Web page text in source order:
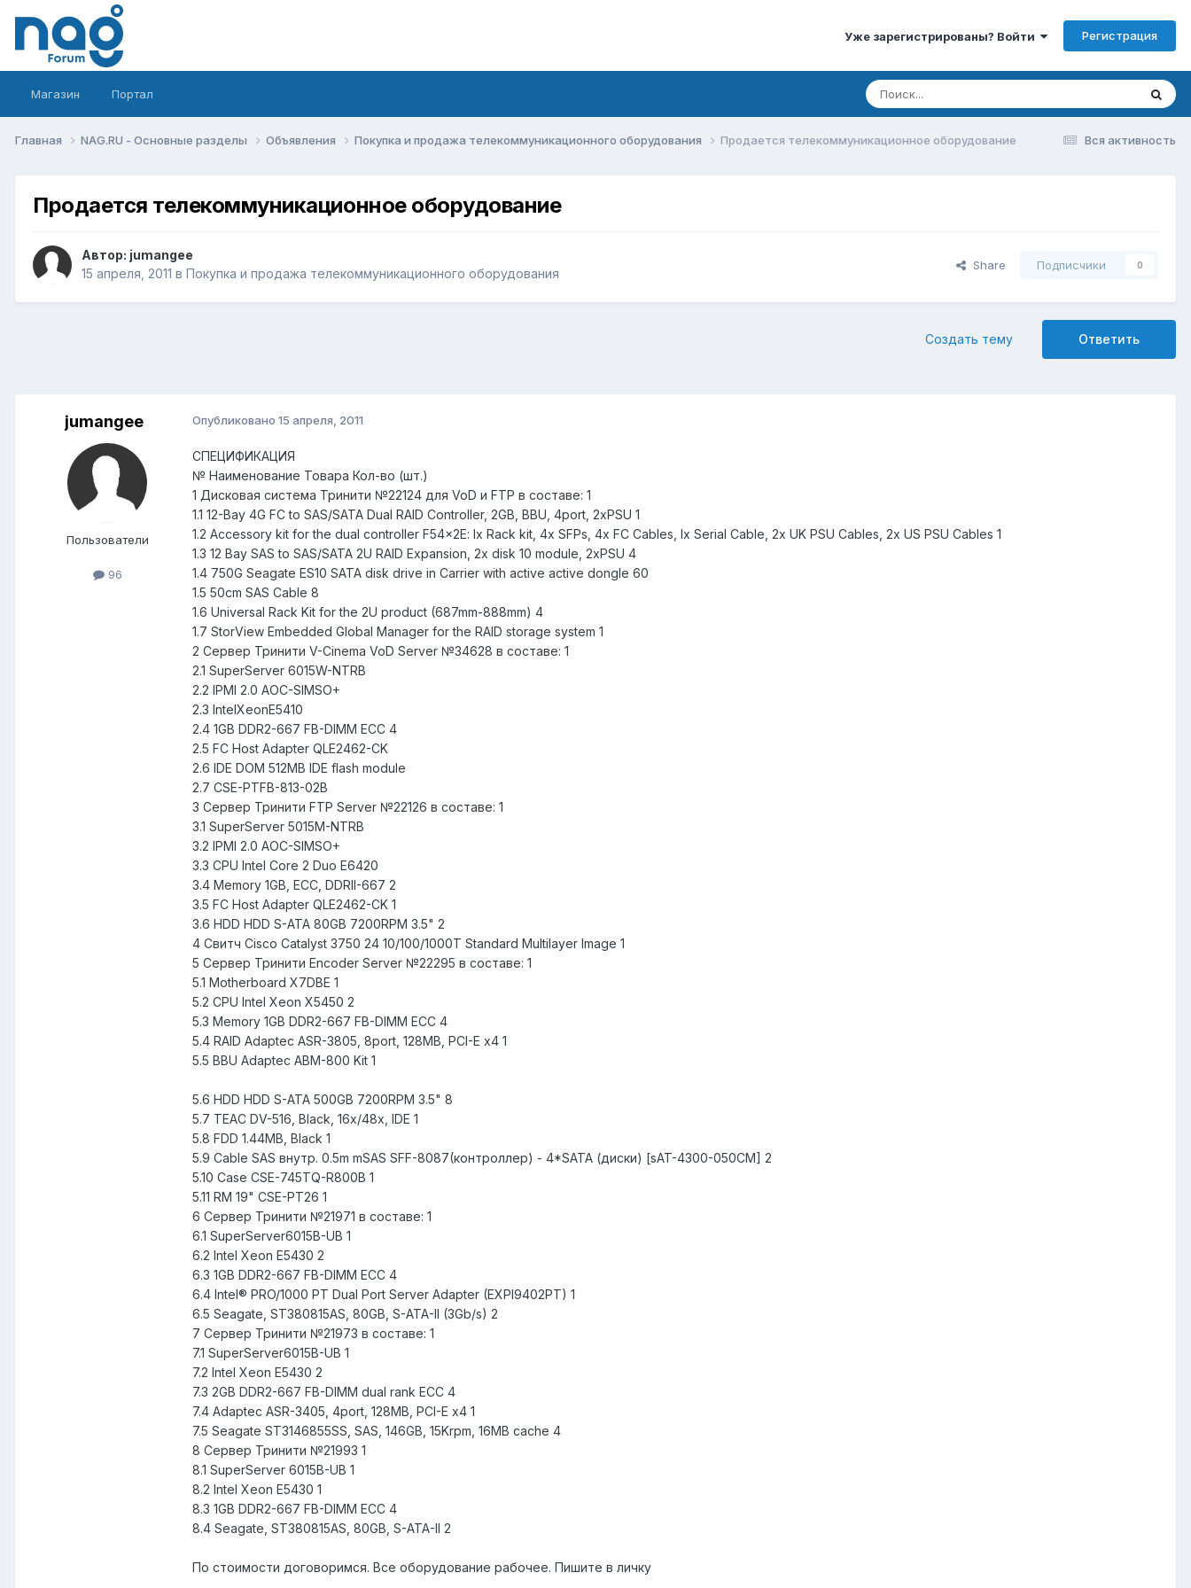
Уже зарегистрированы? Войти Регистрация
Магазин Портал
Вся активность
Главная NAG.RU - Основные разделы Объявления Покупка и продажа телекоммуникационного оборудования Продается телекоммуникационное оборудование
Продается телекоммуникационное оборудование
Автор: jumangee
15 апреля, 2011 в Покупка и продажа телекоммуникационного оборудования
Share Подписчики 0
Ответить
Создать тему
jumangee
Пользователи
96
Опубликовано 15 апреля, 2011
СПЕЦИФИКАЦИЯ
№ Наименование Товара Кол-во (шт.)
1 Дисковая система Тринити №22124 для VoD и FTP в составе: 1
1.1 12-Вау 4G FC to SAS/SATA Dual RAID Controller, 2GB, BBU, 4port, 2xPSU 1
1.2 Accessory kit for the dual controller F54x2E: lx Rack kit, 4x SFPs, 4x FC Cables, lx Serial Cable, 2x UK PSU Cables, 2x US PSU Cables 1
1.3 12 Bay SAS to SAS/SATA 2U RAID Expansion, 2x disk 10 module, 2xPSU 4
1.4 750G Seagate ES10 SATA disk drive in Carrier with active active dongle 60
1.5 50cm SAS Cable 8
1.6 Universal Rack Kit for the 2U product (687mm-888mm) 4
1.7 StorView Embedded Global Manager for the RAID storage system 1
2 Сервер Тринити V-Cinema VoD Server №34628 в составе: 1
2.1 SuperServer 6015W-NTRB
2.2 IPMI 2.0 AOC-SIMSO+
2.3 IntelXeonE5410
2.4 1GB DDR2-667 FB-DIMM ECC 4
2.5 FC Host Adapter QLE2462-CK
2.6 IDE DOM 512MB IDE flash module
2.7 CSE-PTFB-813-02B
3 Сервер Тринити FTP Server №22126 в составе: 1
3.1 SuperServer 5015M-NTRB
3.2 IPMI 2.0 AOC-SIMSO+
3.3 CPU Intel Core 2 Duo E6420
3.4 Memory 1GB, ECC, DDRII-667 2
3.5 FC Host Adapter QLE2462-CK 1
3.6 HDD HDD S-ATA 80GB 7200RPM 3.5" 2
4 Свитч Cisco Catalyst 3750 24 10/100/1000T Standard Multilayer Image 1
5 Сервер Тринити Encoder Server №22295 в составе: 1
5.1 Motherboard X7DBE 1
5.2 CPU Intel Xeon X5450 2
5.3 Memory 1GB DDR2-667 FB-DIMM ECC 4
5.4 RAID Adaptec ASR-3805, 8port, 128MB, PCI-E x4 1
5.5 BBU Adaptec ABM-800 Kit 1
5.6 HDD HDD S-ATA 500GB 7200RPM 3.5" 8
5.7 TEAC DV-516, Black, 16x/48x, IDE 1
5.8 FDD 1.44MB, Black 1
5.9 Cable SAS внутр. 0.5m mSAS SFF-8087(контроллер) - 4*SATA (диски) [sAT-4300-050CM] 2
5.10 Case CSE-745TQ-R800B 1
5.11 RM 19" CSE-PT26 1
6 Сервер Тринити №21971 в составе: 1
6.1 SuperServer6015B-UB 1
6.2 Intel Xeon E5430 2
6.3 1GB DDR2-667 FB-DIMM ECC 4
6.4 Intel® PRO/1000 PT Dual Port Server Adapter (EXPI9402PT) 1
6.5 Seagate, ST380815AS, 80GB, S-ATA-II (3Gb/s) 2
7 Сервер Тринити №21973 в составе: 1
7.1 SuperServer6015B-UB 1
7.2 Intel Xeon E5430 2
7.3 2GB DDR2-667 FB-DIMM dual rank ECC 4
7.4 Adaptec ASR-3405, 4port, 128MB, PCI-E x4 1
7.5 Seagate ST3146855SS, SAS, 146GB, 15Krpm, 16MB cache 4
8 Сервер Тринити №21993 1
8.1 SuperServer 6015B-UB 1
8.2 Intel Xeon E5430 1
8.3 1GB DDR2-667 FB-DIMM ECC 4
8.4 Seagate, ST380815AS, 80GB, S-ATA-II 2
По стоимости договоримся. Все оборудование рабочее. Пишите в личку